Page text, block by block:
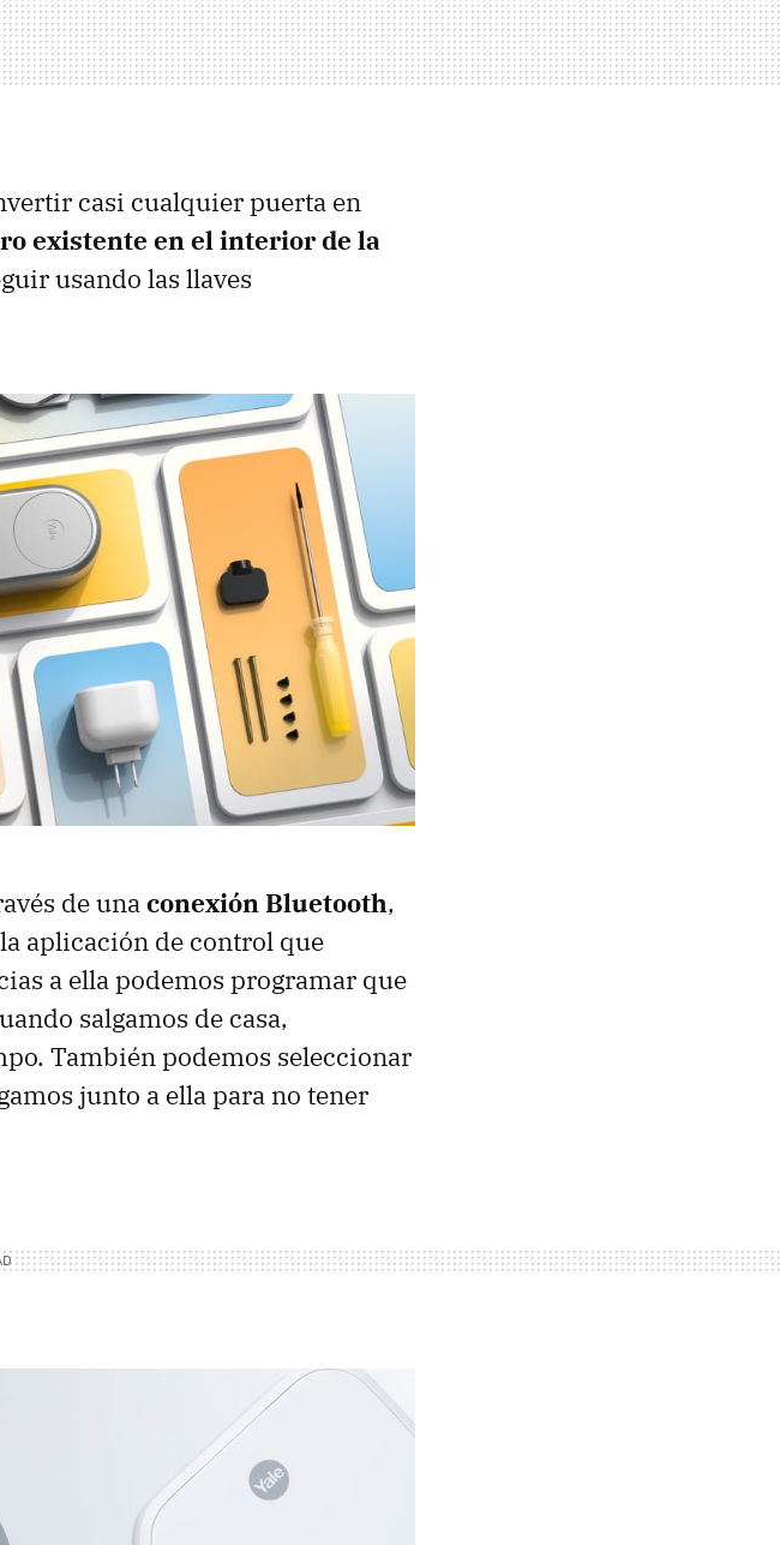
casi cualquier puerta en
existente en el interior de la
usando las llaves
de unaconexión Bluetooth,
aplicación de control que
a ella podemos programar que
salgamos de casa,
También podemos seleccionar
junto a ella para no tener